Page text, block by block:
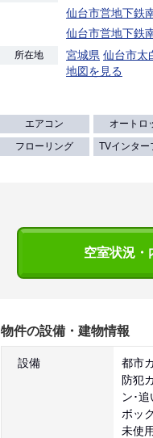
仙台市営地下鉄
仙台市営地下鉄
所在地 宮城県 仙台市太
地図を見る
エアコン オートロ
フローリング
TVインター
空室状況・
物件の設備・建物情報
設備
都市
防犯
ン･
ボッ
未使